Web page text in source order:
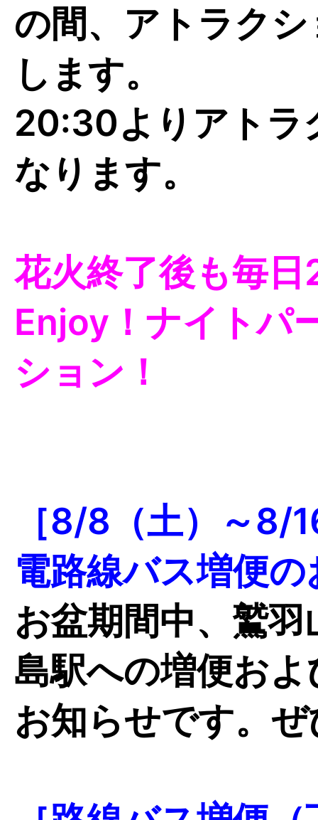
の間、アトラク
します。
20:30よりアトラ
なります。
花火終了後も毎
Enjoy！ナイトパ
ション！
［8/8（土）～8/
電路線バス増便
お盆期間中、鷲
島駅への増便お
お知らせです。